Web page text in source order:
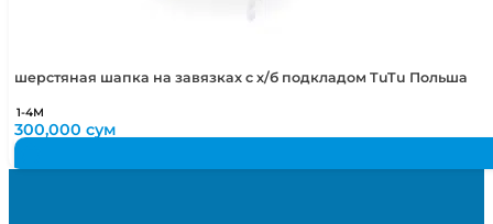
шерстяная шапка на завязках с х/б подкладом TuTu Польша
1-4М
300,000сум